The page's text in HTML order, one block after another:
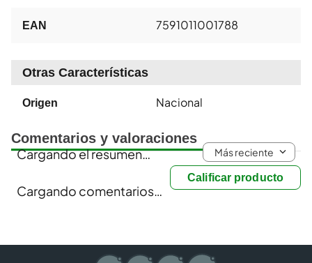
EAN 7591011001788
Otras Características
Origen Nacional
Comentarios y valoraciones
Calificar producto
Cargando el resumen… Más reciente
Cargando comentarios…